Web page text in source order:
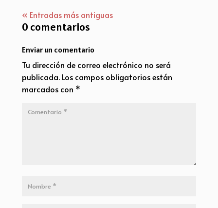
« Entradas más antiguas
0 comentarios
Enviar un comentario
Tu dirección de correo electrónico no será
publicada. Los campos obligatorios están
marcados con *